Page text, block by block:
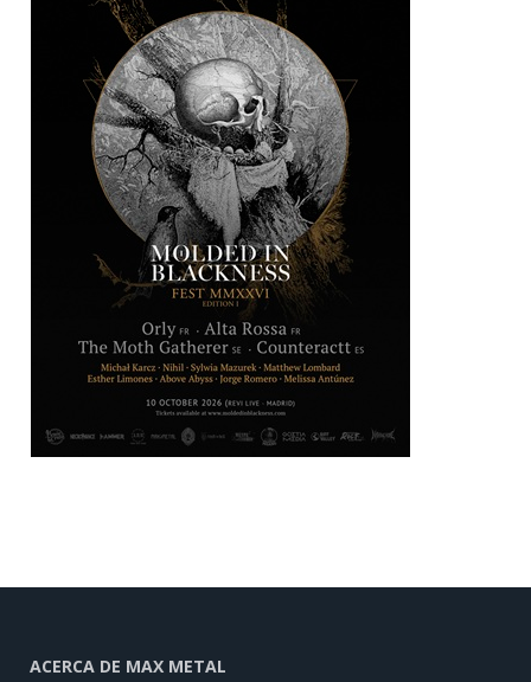
ACERCA DE MAX METAL